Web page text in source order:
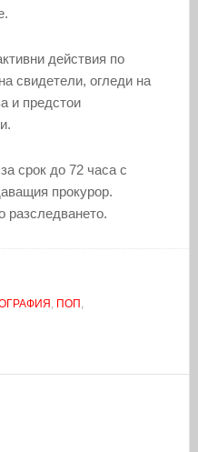
действия по
свидетели, огледи на
и предстои
срок до 72 часа с
прокурор.
разследването.
, ПОП ,